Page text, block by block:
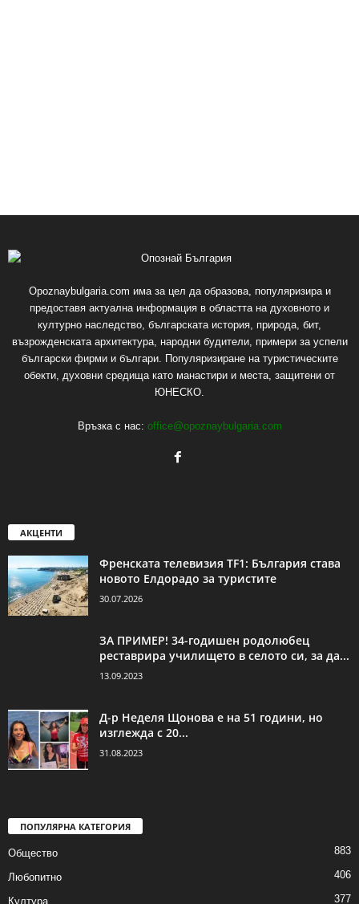
Opoznaybulgaria.com има за цел да образова, популяризира и
предоставя актуална информация в областта на духовното и
културно наследство, българската история, природа, бит,
възрожденската архитектура, народни будители, примери за успели
български фирми и българи. Популяризиране на туристическите
обекти, духовни средища като манастири и места, защитени от
ЮНЕСКО.
Връзка с нас: office@opoznaybulgaria.com
АКЦЕНТИ
Френската телевизия TF1: България става
новото Елдорадо за туристите
30.07.2026
ЗА ПРИМЕР! 34-годишен родолюбец
реставрира училището в селото си, за да...
13.09.2023
Д-р Неделя Щонова е на 51 години, но
изглежда с 20...
31.08.2023
ПОПУЛЯРНА КАТЕГОРИЯ
Общество 883
Любопитно 406
Култура 377